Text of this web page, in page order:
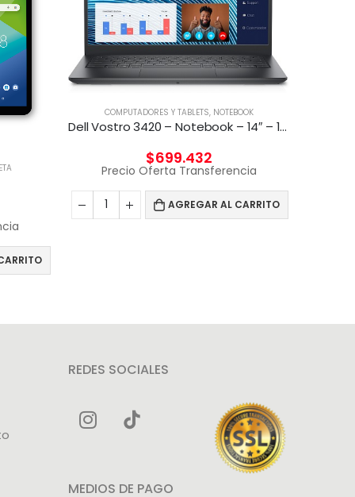
COMPUTADORES Y TABLETS, NOTEBOOK
Dell Vostro 3420 – Notebook – 14″ – 1366 x 768 LED – Intel Core I5-1135G7
$699.432
Precio Oferta Transferencia
AGREGAR AL CARRITO
REDES SOCIALES
MEDIOS DE PAGO